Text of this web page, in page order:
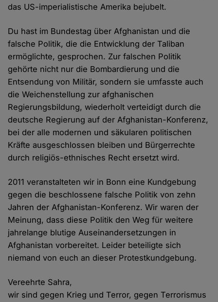
das US-imperialistische Amerika bejubelt.
Du hast im Bundestag über Afghanistan und die
falsche Politik, die die Entwicklung der Taliban
ermöglichte, gesprochen. Zur falschen Politik
gehörte nicht nur die Bombardierung und die
Entsendung von Militär, sondern sie umfasste auch
die Weichenstellung zur afghanischen
Regierungsbildung, wiederholt verteidigt durch die
deutsche Regierung auf der Afghanistan-Konferenz,
bei der alle modernen und säkularen politischen
Kräfte ausgeschlossen bleiben und Bürgerrechte
durch religiös-ethnisches Recht ersetzt wird.
2011 veranstalteten wir in Bonn eine Kundgebung
gegen die beschlossene falsche Politik von zehn
Jahren der Afghanistan-Konferenz. Wir waren der
Meinung, dass diese Politik den Weg für weitere
jahrelange blutige Auseinandersetzungen in
Afghanistan vorbereitet. Leider beteiligte sich
niemand von euch an dieser Protestkundgebung.
Vereehrte Sahra,
wir sind gegen Krieg und Terror, gegen Terrorismus